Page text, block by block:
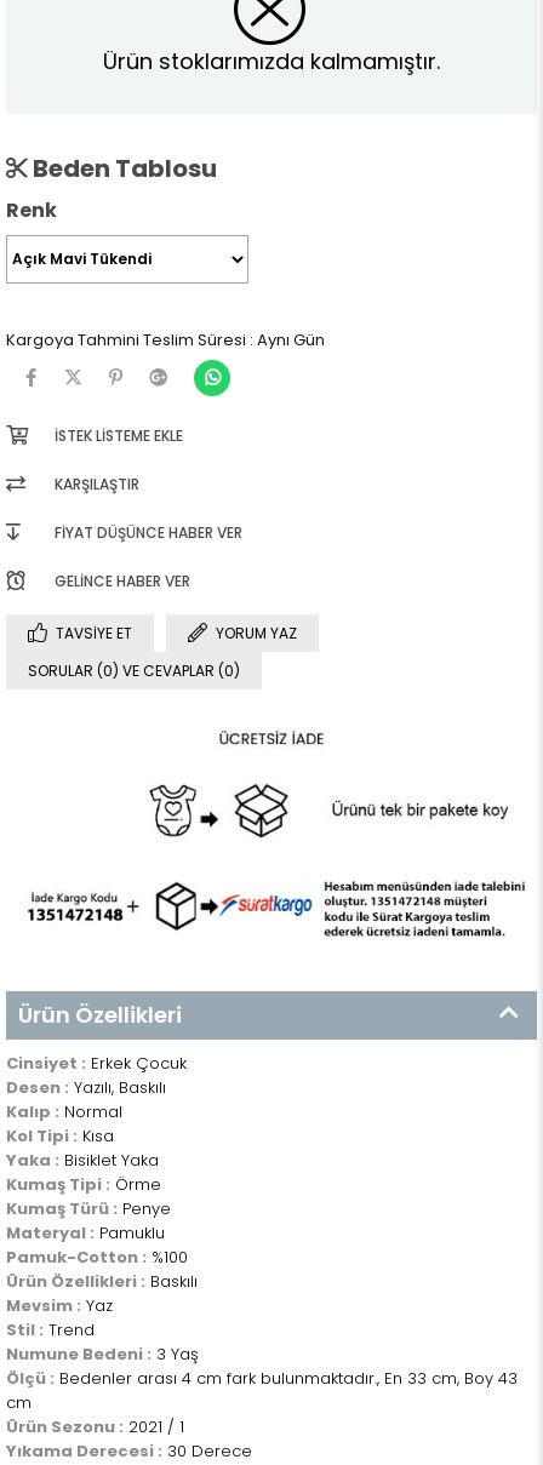
Ürün stoklarımızda kalmamıştır.
Beden Tablosu
Renk
Kargoya Tahmini Teslim Süresi : Aynı Gün
İSTEK LISTEME EKLE
KARŞILAŞTIR
FIYAT DÜŞÜNCE HABER VER
GELINCE HABER VER
TAVSIYE ET
YORUM YAZ
SORULAR (0) VE CEVAPLAR (0)
Ürün Özellikleri
Cinsiyet : Erkek Çocuk
Desen : Yazılı, Baskılı
Kalıp : Normal
Kol Tipi : Kısa
Yaka : Bisiklet Yaka
Kumaş Tipi : Örme
Kumaş Türü : Penye
Materyal : Pamuklu
Pamuk-Cotton : %100
Ürün Özellikleri : Baskılı
Mevsim : Yaz
Stil : Trend
Numune Bedeni : 3 Yaş
Ölçü : Bedenler arası 4 cm fark bulunmaktadır., En 33 cm, Boy 43
cm
Ürün Sezonu : 2021 / 1
Yıkama Derecesi : 30 Derece